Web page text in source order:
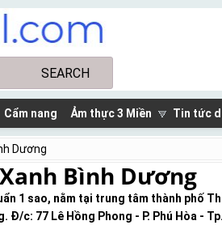
Cẩm nang Ảm thực 3 Miền Tin tức
Dương
Bình Dương
1 sao, nằm tại trung tâm thành phố
Đ/c: 77 Lê Hồng Phong - P. Phú Hòa -